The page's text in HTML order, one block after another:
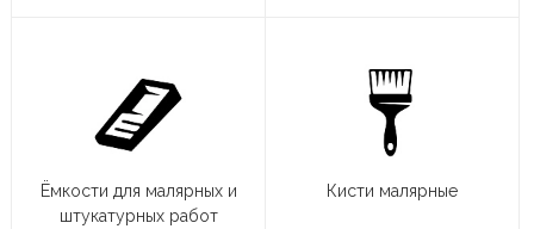
Ёмкости для малярных и
штукатурных работ
Кисти малярные